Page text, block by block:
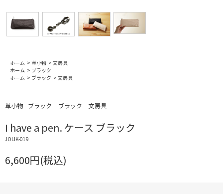
ホーム > 革小物 > 文房具
ホーム > ブラック
ホーム > ブラック > 文房具
革小物 ブラック ブラック 文房具
I have a pen. ケース ブラック
JOLIK-019
6,600円(税込)